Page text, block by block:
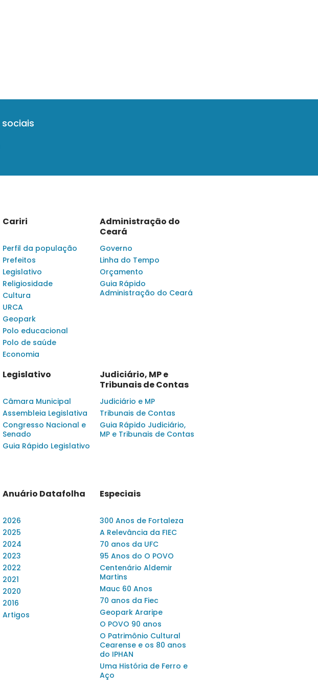
Cariri
Perfil da população
Prefeitos
Legislativo
Religiosidade
Cultura
URCA
Geopark
Polo educacional
Polo de saúde
Economia
Administração do
Ceará
Governo
Linha do Tempo
Orçamento
Guia Rápido
Administração do Ceará
Legislativo
Câmara Municipal
Assembleia Legislativa
Congresso Nacional e
Senado
Guia Rápido Legislativo
Judiciário, MP e
Tribunais de Contas
Judiciário e MP
Tribunais de Contas
Guia Rápido Judiciário,
MP e Tribunais de Contas
Anuário Datafolha
2026
2025
2024
2023
2022
2021
2020
2016
Artigos
Especiais
300 Anos de Fortaleza
A Relevância da FIEC
70 anos da UFC
95 Anos do O POVO
Centenário Aldemir
Martins
Mauc 60 Anos
70 anos da Fiec
Geopark Araripe
O POVO 90 anos
O Patrimônio Cultural
Cearense e os 80 anos
do IPHAN
Uma História de Ferro e
Aço